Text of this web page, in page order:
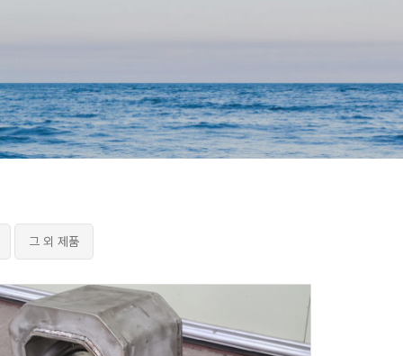
그 외 제품